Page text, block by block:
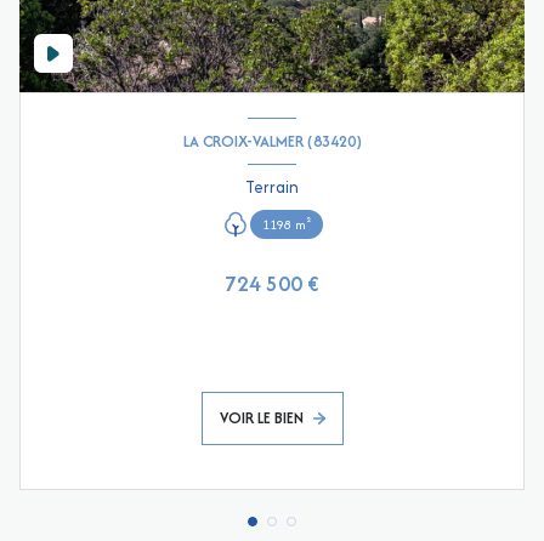
LA CROIX-VALMER (83420)
Terrain
1198 m²
724 500 €
VOIR LE BIEN